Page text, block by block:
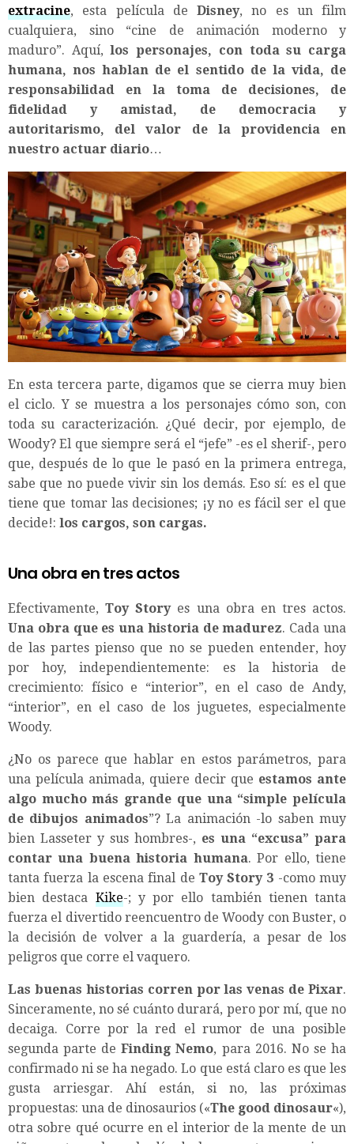
extracine, esta película de Disney, no es un film
cualquiera, sino “cine de animación moderno y
maduro”. Aquí,los personajes, con toda su carga
humana, nos hablan de el sentido de la vida, de
responsabilidad en la toma de decisiones, de
fidelidad y amistad, de democracia y
autoritarismo, del valor de la providencia en
nuestro actuar diario…
En esta tercera parte, digamos que se cierra muy bien
el ciclo. Y se muestra a los personajes cómo son, con
toda su caracterización. ¿Qué decir, por ejemplo, de
Woody? El que siempre será el “jefe” -es el sherif-, pero
que, después de lo que le pasó en la primera entrega,
sabe que no puede vivir sin los demás. Eso sí: es el que
tiene que tomar las decisiones; ¡y no es fácil ser el que
decide!: los cargos, son cargas.
Una obra en tres actos
Efectivamente,Toy Story es una obra en tres actos.
Una obra que es una historia de madurez. Cada una
de las partes pienso que no se pueden entender, hoy
por hoy, independientemente: es la historia de
crecimiento: físico e “interior”, en el caso de Andy,
“interior”, en el caso de los juguetes, especialmente
Woody.
¿No os parece que hablar en estos parámetros, para
una película animada, quiere decir que estamos ante
algo mucho más grande que una “simple película
de dibujos animados”? La animación -lo saben muy
bien Lasseter y sus hombres-, es una “excusa” para
contar una buena historia humana. Por ello, tiene
tanta fuerza la escena final de Toy Story 3 -como muy
bien destaca Kike-; y por ello también tienen tanta
fuerza el divertido reencuentro de Woody con Buster, o
la decisión de volver a la guardería, a pesar de los
peligros que corre el vaquero.
Las buenas historias corren por las venas de Pixar.
Sinceramente, no sé cuánto durará, pero por mí, que no
decaiga. Corre por la red el rumor de una posible
segunda parte deFinding Nemo, para 2016. No se ha
confirmado ni se ha negado. Lo que está claro es que les
gusta arriesgar. Ahí están, si no, las próximas
propuestas: una de dinosaurios («The good dinosaur«),
otra sobre qué ocurre en el interior de la mente de un